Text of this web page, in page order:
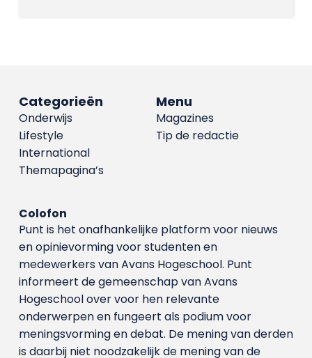
Menu
Magazines
Tip de redactie
Categorieën
Onderwijs
Lifestyle
International
Themapagina’s
Colofon
Punt is het onafhankelijke platform voor nieuws
en opinievorming voor studenten en
medewerkers van Avans Hoge­school. Punt
informeert de gemeenschap van Avans
Hogeschool over voor hen relevante
onderwerpen en fungeert als podium voor
meningsvorming en debat. De mening van derden
is daarbij niet noodzakelijk de mening van de